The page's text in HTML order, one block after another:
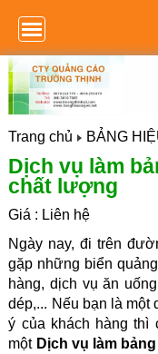
Trang chủ BẢNG
Dịch vụ làm
chất lượng
Giá : Liên hệ
Ngày nay, đi trên
gặp những biển
hàng, dịch vụ ăn
dép,... Nếu bạn là một
ý của khách hàng thì
một Dịch vụ làm